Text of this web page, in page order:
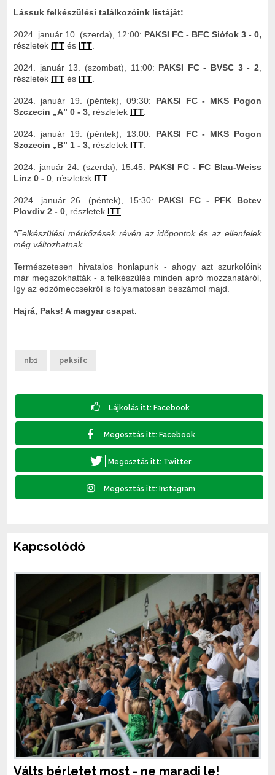
Lássuk felkészülési találkozóink listáját:
2024. január 10. (szerda), 12:00: PAKSI FC - BFC Siófok 3 - 0,
részletek ITT és ITT.
2024. január 13. (szombat), 11:00: PAKSI FC - BVSC 3 - 2,
részletek ITT és ITT.
2024. január 19. (péntek), 09:30: PAKSI FC - MKS Pogon
Szczecin „A” 0 - 3, részletek ITT.
2024. január 19. (péntek), 13:00: PAKSI FC - MKS Pogon
Szczecin „B” 1 - 3, részletek ITT.
2024. január 24. (szerda), 15:45: PAKSI FC - FC Blau-Weiss
Linz 0 - 0, részletek ITT.
2024. január 26. (péntek), 15:30: PAKSI FC - PFK Botev
Plovdiv 2 - 0, részletek ITT.
*Felkészülési mérkőzések révén az időpontok és az ellenfelek
még változhatnak.
Természetesen hivatalos honlapunk - ahogy azt szurkolóink
már megszokhatták - a felkészülés minden apró mozzanatáról,
így az edzőmeccsekről is folyamatosan beszámol majd.
Hajrá, Paks! A magyar csapat.
nb1 paksifc
Kapcsolódó
Válts bérletet most - ne maradj le!